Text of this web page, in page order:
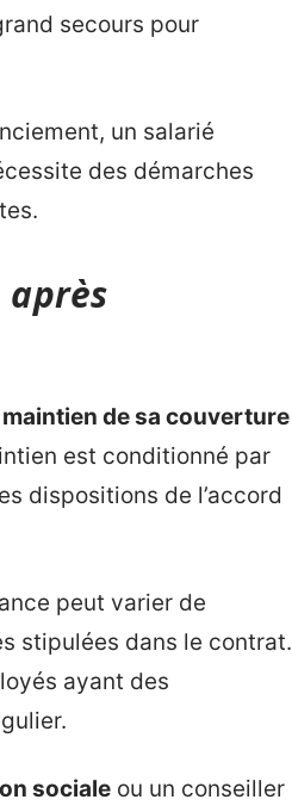
secours pour
un salarié
des démarches
maintien de sa couverture
est conditionné par
dispositions de l’accord
peut varier de
stipulées dans le contrat.
ayant des
sociale ou un conseiller